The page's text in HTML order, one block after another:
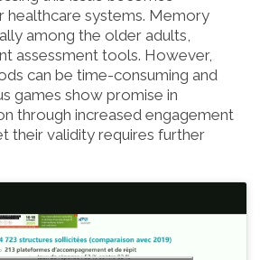
healthcare systems. Memory
among the older adults,
assessment tools. However,
can be time-consuming and
games show promise in
through increased engagement
their validity requires further